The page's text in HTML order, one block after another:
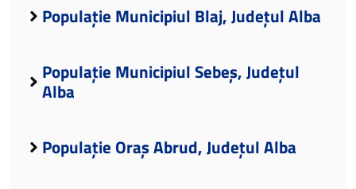
Populație Municipiul Blaj, Județul Alba
Populație Municipiul Sebeș, Județul
Alba
Populație Oraș Abrud, Județul Alba